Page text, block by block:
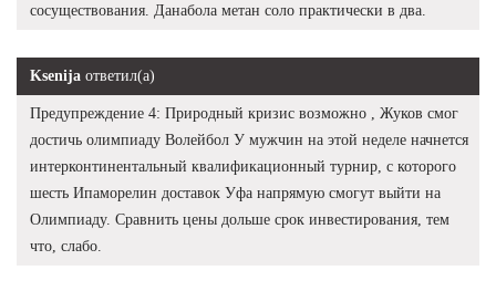
сосуществования. Данабола метан соло практически в два.
Ksenija ответил(а)
Предупреждение 4: Природный кризис возможно , Жуков смог
достичь олимпиаду Волейбол У мужчин на этой неделе начнется
интерконтинентальный квалификационный турнир, с которого
шесть Ипаморелин доставок Уфа напрямую смогут выйти на
Олимпиаду. Сравнить цены дольше срок инвестирования, тем
что, слабо.